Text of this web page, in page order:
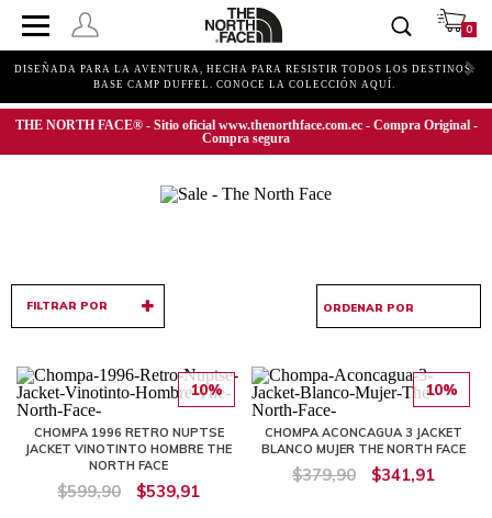
0
DISEÑADA PARA LA AVENTURA, HECHA PARA RESISTIR TODOS LOS DESTINOS.
BASE CAMP DUFFEL. CONOCE LA COLECCIÓN AQUÍ.
THE NORTH FACE® - Sitio oficial www.thenorthface.com.ec - Compra Original -
Compra segura
FILTRAR POR
10%
CHOMPA 1996 RETRO NUPTSE
JACKET VINOTINTO HOMBRE THE
NORTH FACE
$599,90 $539,91
10%
CHOMPA ACONCAGUA 3 JACKET
BLANCO MUJER THE NORTH FACE
$379,90 $341,91